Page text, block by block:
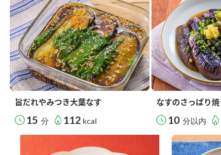
旨だれやみつき大葉なす
15 分 112 kcal
なすのさっぱり
10 分以内